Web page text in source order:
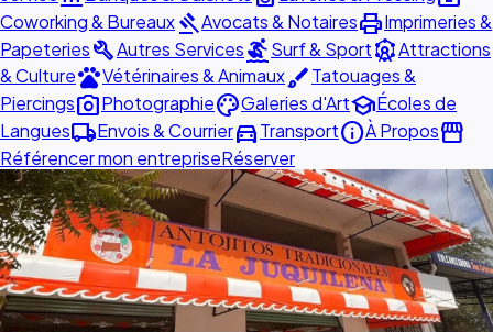
Coworking & BureauxgavelAvocats & NotairesprintImprimeries &
PapeteriesbuildAutres ServicessurfingSurf & SportattractionsAttractions
& CulturepetsVétérinaires & AnimauxbrushTatouages &
Piercingsphoto_cameraPhotographiepaletteGaleries d'ArtschoolÉcoles de
Langueslocal_shippingEnvois & Courrierdirections_carTransportinfoÀ Proposstorefront
Référencer mon entrepriseRéserver